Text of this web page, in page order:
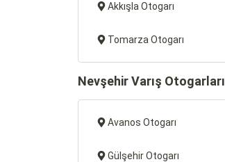
Akkışla Otogarı
Tomarza Otogarı
Nevşehir Varış Otogarları
Avanos Otogarı
Gülşehir Otogarı